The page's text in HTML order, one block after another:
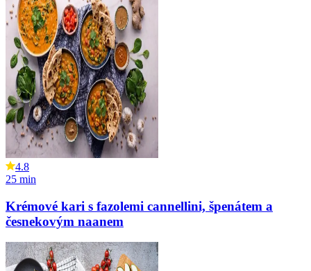
4.8
25 min
Krémové kari s fazolemi cannellini, špenátem a
česnekovým naanem